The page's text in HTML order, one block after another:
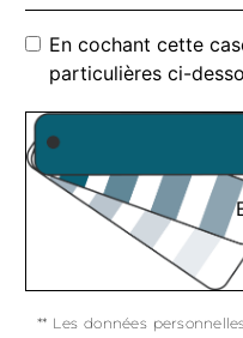
En cochant cette
particulières ci-
** Les données